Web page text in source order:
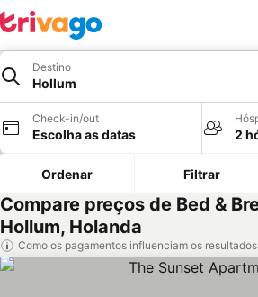
Destino
Hollum
Check-in/out
Escolha as datas 2
Ordenar Filtrar
Compare preços de Bed &
Hollum, Holanda
Como os pagamentos influenciam os resultados